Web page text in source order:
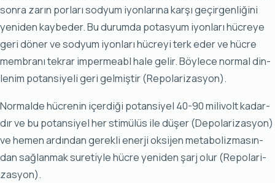
son­ra za­rın por­la­rı sod­yum iyon­la­rı­na kar­şı ge­çir­gen­li­ği­ni
ye­ni­den kay­be­der. Bu du­rum­da po­tas­yum iyon­la­rı hüc­re­ye
ge­ri dö­ner ve sod­yum iyon­la­rı hüc­re­yi terk eder ve hüc­re
mem­bra­nı tek­rar im­per­me­abl ha­le ge­lir. Böy­le­ce nor­mal din­
le­nim po­tan­si­ye­li ge­ri gel­miş­tir (Re­po­la­ri­zas­yon).
Nor­mal­de hüc­re­nin içer­di­ği po­tan­si­yel 40-90 mi­li­volt ka­dar­
dır ve bu po­tan­si­yel her sti­mü­lüs ile dü­şer (De­po­la­ri­zas­yon)
ve he­men ar­dın­dan ge­rek­li ener­ji ok­si­jen me­ta­bo­liz­ma­sın­
dan sağ­lan­mak su­re­tiy­le hüc­re ye­ni­den şarj olur (Re­po­la­ri­
zas­yon).